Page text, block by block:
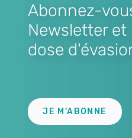
Abonnez-
Newsletter et
dose
JE M'ABONNE